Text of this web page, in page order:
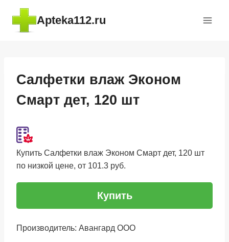
Перейти
содержимому
Apteka112.ru
Салфетки влаж Эконом
Смарт дет, 120 шт
Купить Салфетки влаж Эконом Смарт дет, 120 шт
по низкой цене, от 101.3 руб.
Купить
Производитель: Авангард ООО